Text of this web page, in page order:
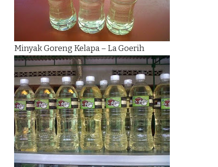
Minyak Goreng Kelapa – La Goerih